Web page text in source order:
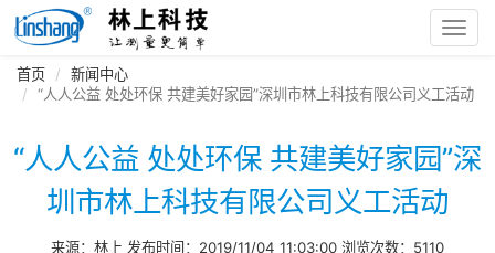
首页
新闻中心
“人人公益 处处环保 共建美好家园”深圳市林上科技有限公司义工活动
“人人公益 处处环保 共建美好家园”深
圳市林上科技有限公司义工活动
来源：林上 发布时间：2019/11/04 11:03:00 浏览次数：5110